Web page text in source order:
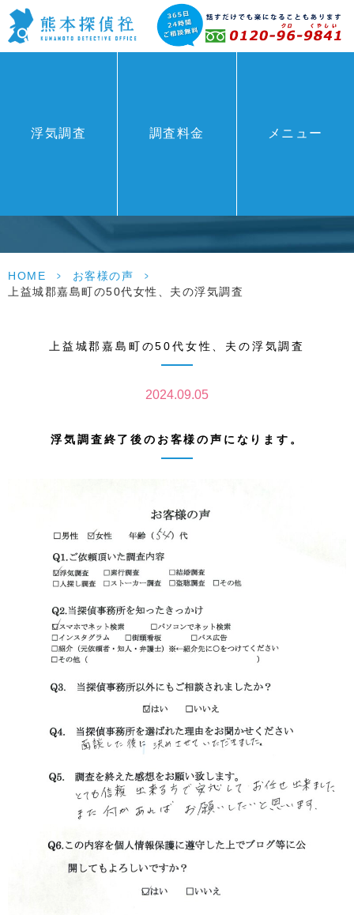
浮気調査 調査料金 メニュー
HOME > お客様の声
>
上益城郡嘉島町の50代女性、夫の浮気調査
上益城郡嘉島町の50代女性、夫の浮気調査
2024.09.05
浮気調査終了後のお客様の声になります。